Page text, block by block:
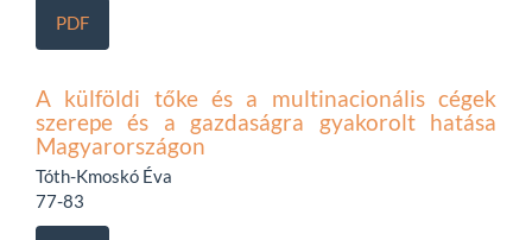
PDF
A külföldi tőke és a multinacionális cégek
szerepe és a gazdaságra gyakorolt hatása
Magyarországon
Tóth-Kmoskó Éva
77-83